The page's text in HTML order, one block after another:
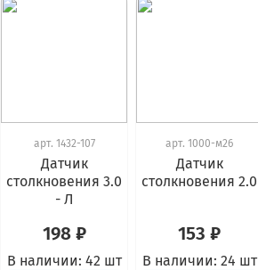
арт. 1432-107
Датчик
столкновения 3.0
- Л
198 ₽
В наличии: 42 шт
арт. 1000-м26
Датчик
столкновения 2.0
153 ₽
В наличии: 24 шт